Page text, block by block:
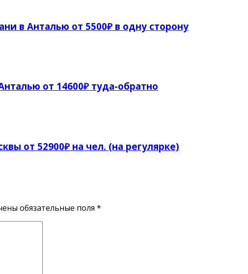
в Анталью от 5500₽ в одну сторону
от 14600₽ туда-обратно
от 52900₽ на чел. (на регулярке)
обязательные поля *